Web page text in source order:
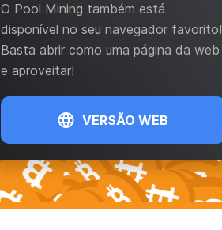
O Pool Mining também está
disponível no seu navegador favorito!
Basta abrir como uma página da web
e aproveitar!
VERSÃO WEB